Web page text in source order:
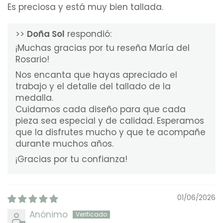
Es preciosa y está muy bien tallada.
>> Doña Sol respondió:
¡Muchas gracias por tu reseña María del
Rosario!
Nos encanta que hayas apreciado el
trabajo y el detalle del tallado de la
medalla.
Cuidamos cada diseño para que cada
pieza sea especial y de calidad. Esperamos
que la disfrutes mucho y que te acompañe
durante muchos años.
¡Gracias por tu confianza!
01/06/2026
Anónimo